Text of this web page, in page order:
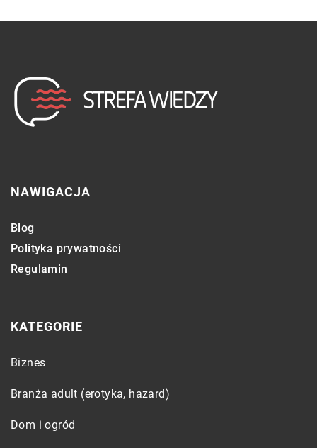
NAWIGACJA
Blog
Polityka prywatności
Regulamin
KATEGORIE
Biznes
Branża adult (erotyka, hazard)
Dom i ogród